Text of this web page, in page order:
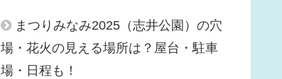
まつりみなみ2025（志井公園）の穴
場・花火の見える場所は？屋台・駐車
場・日程も！